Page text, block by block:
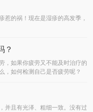
惹的祸！现在是湿疹的高发季，
？
，如果你疲劳又不能及时治疗的
，如何检测自己是否疲劳呢？
并且有光泽、粗细一致。没有过